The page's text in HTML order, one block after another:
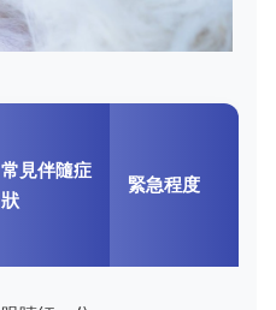
常見伴隨症
狀
緊急程度